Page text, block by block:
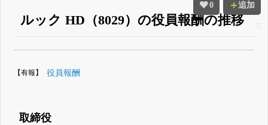
0 追加
ルック HD（8029）の役員報酬の推移
く追える
【有報】 役員報酬
取締役